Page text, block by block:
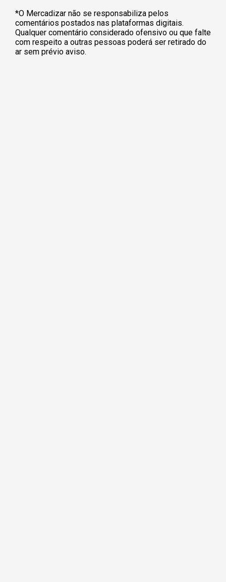
*O Mercadizar não se responsabiliza pelos
comentários postados nas plataformas digitais.
Qualquer comentário considerado ofensivo ou que falte
com respeito a outras pessoas poderá ser retirado do
ar sem prévio aviso.